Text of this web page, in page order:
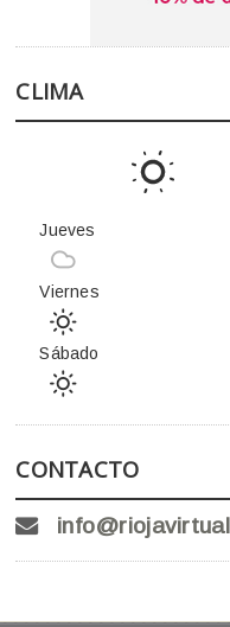
CLIMA
Jueves
Viernes
Sábado
CONTACTO